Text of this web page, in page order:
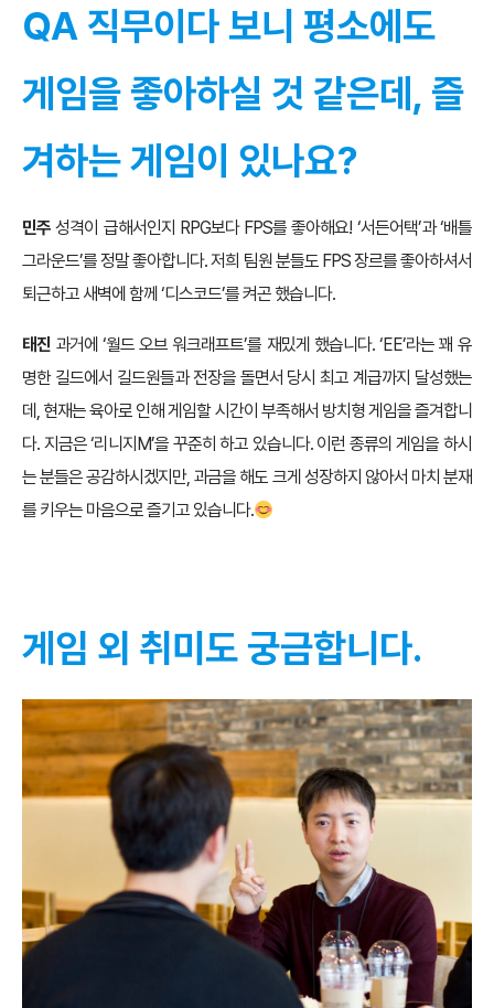
QA 직무이다 보니 평소에도
게임을 좋아하실 것 같은데, 즐
겨하는 게임이 있나요?
민주 성격이 급해서인지 RPG보다 FPS를 좋아해요! ‘서든어택’과 ‘배틀
그라운드’를 정말 좋아합니다. 저희 팀원 분들도 FPS 장르를 좋아하셔서
퇴근하고 새벽에 함께 ‘디스코드’를 켜곤 했습니다.
태진 과거에 ‘월드 오브 워크래프트’를 재밌게 했습니다. ‘EE’라는 꽤 유
명한 길드에서 길드원들과 전장을 돌면서 당시 최고 계급까지 달성했는
데, 현재는 육아로 인해 게임할 시간이 부족해서 방치형 게임을 즐겨합니
다. 지금은 ‘리니지M’을 꾸준히 하고 있습니다. 이런 종류의 게임을 하시
는 분들은 공감하시겠지만, 과금을 해도 크게 성장하지 않아서 마치 분재
를 키우는 마음으로 즐기고 있습니다.
게임 외 취미도 궁금합니다.